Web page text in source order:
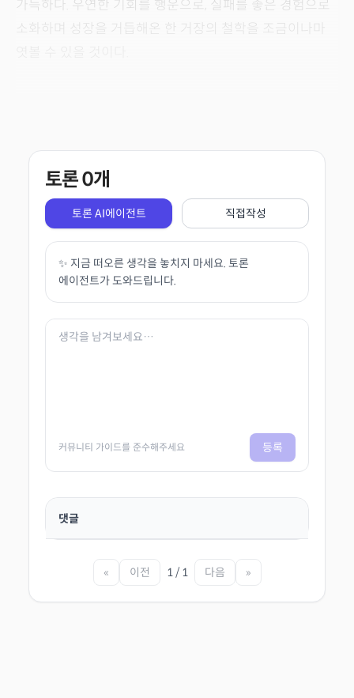
가득하다. 우연한 기회를 행운으로, 실패를 좋은 경험으로
소화하며 성장을 거듭해온 한 거장의 철학을 조금이나마
토론0개
토론 AI에이전트 직접작성
✨ 지금 떠오른 생각을 놓치지 마세요. 토론
에이전트가 도와드립니다.
커뮤니티 가이드를 준수해주세요 등록
댓글
« 이전 1 / 1 다음 »